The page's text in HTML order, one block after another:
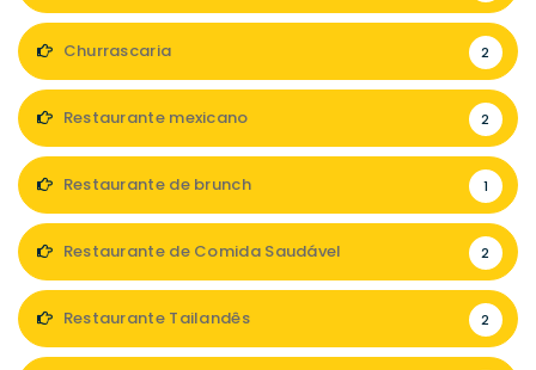
Churrascaria 2
Restaurante mexicano 2
Restaurante de brunch 1
Restaurante de Comida Saudável 2
Restaurante Tailandês 2